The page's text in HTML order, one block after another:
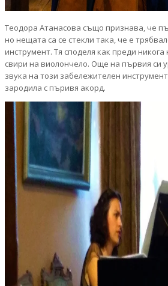
Теодора Атанасова също признава, че
но нещата са се стекли така, че е
инструмент. Тя споделя как преди
свири на виолончело. Още на първия си
звука на този забележителен
зародила с пъривя акорд.